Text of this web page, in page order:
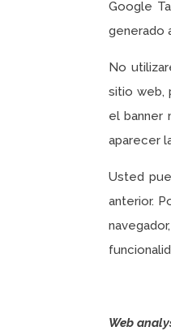
Google
generado
No
sitio web,
el banner
aparecer
Usted
anterior.
Web